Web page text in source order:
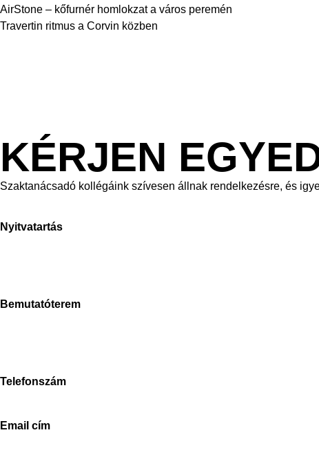
AirStone – kőfurnér homlokzat a város peremén
Travertin ritmus a Corvin közben
KÉRJEN
Szaktanácsadó kollégáink szívesen állnak rendelkezésre, és
Nyitvatartás
Bemutatóterem
Telefonszám
Email cím